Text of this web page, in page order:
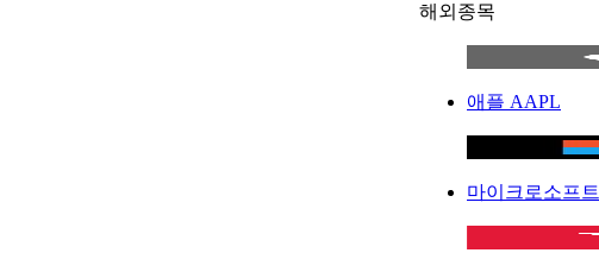
해외종목
애플 AAPL
마이크로소프트